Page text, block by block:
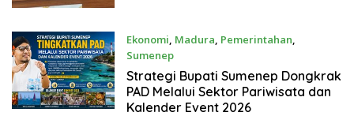
Ekonomi, Madura, Pemerintahan,
Sumenep
27 Juli 2026
Strategi Bupati Sumenep Dongkrak
PAD Melalui Sektor Pariwisata dan
Kalender Event 2026